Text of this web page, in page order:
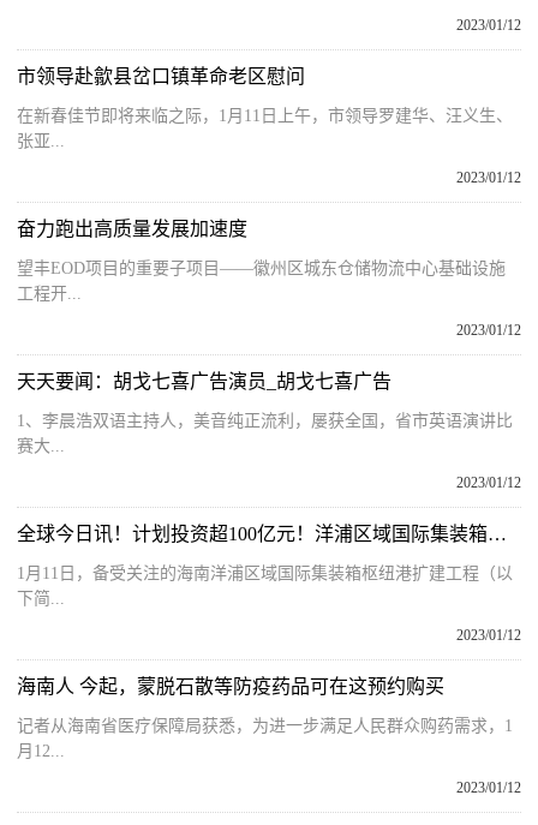
2023/01/12
市领导赴歙县岔口镇革命老区慰问
在新春佳节即将来临之际，1月11日上午，市领导罗建华、汪义生、
张亚...
2023/01/12
奋力跑出高质量发展加速度
望丰EOD项目的重要子项目——徽州区城东仓储物流中心基础设施
工程开...
2023/01/12
天天要闻：胡戈七喜广告演员_胡戈七喜广告
1、李晨浩双语主持人，美音纯正流利，屡获全国，省市英语演讲比
赛大...
2023/01/12
全球今日讯！计划投资超100亿元！洋浦区域国际集装箱枢纽港扩建工程开工
1月11日，备受关注的海南洋浦区域国际集装箱枢纽港扩建工程（以
下简...
2023/01/12
海南人 今起，蒙脱石散等防疫药品可在这预约购买
记者从海南省医疗保障局获悉，为进一步满足人民群众购药需求，1
月12...
2023/01/12